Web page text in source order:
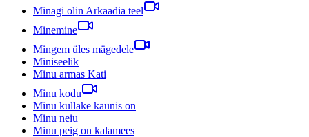
Minagi olin Arkaadia teel
Minemine
Mingem üles mägedele
Miniseelik
Minu armas Kati
Minu kodu
Minu kullake kaunis on
Minu neiu
Minu peig on kalamees